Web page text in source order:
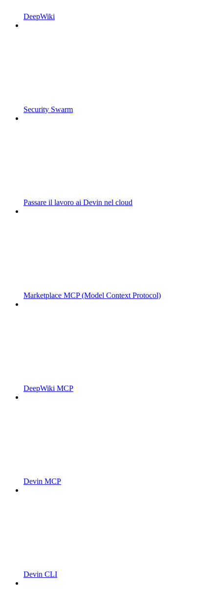
DeepWiki
Security Swarm
Passare il lavoro ai Devin nel cloud
Marketplace MCP (Model Context Protocol)
DeepWiki MCP
Devin MCP
Devin CLI